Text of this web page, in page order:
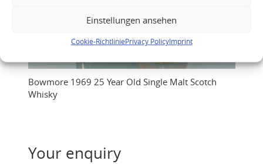
Einstellungen ansehen
Cookie-RichtliniePrivacy PolicyImprint
Bowmore 1969 25 Year Old Single Malt Scotch
Whisky
Your enquiry